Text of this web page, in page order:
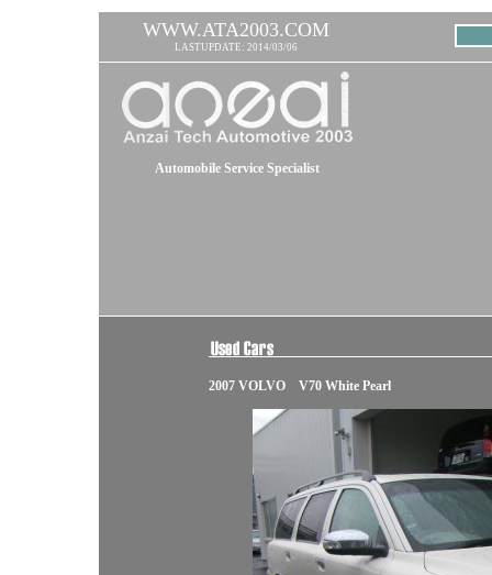
WWW.ATA2003.COM
LASTUPDATE: 2014/03/06
Automobile Service Specialist
2007 VOLVO V70 White Pearl